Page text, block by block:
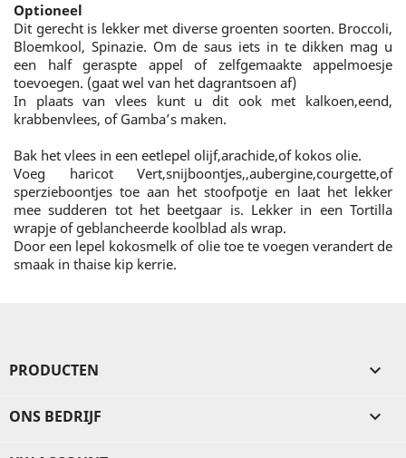
Optioneel
Dit gerecht is lekker met diverse groenten soorten. Broccoli,
Bloemkool, Spinazie. Om de saus iets in te dikken mag u
een half geraspte appel of zelfgemaakte appelmoesje
toevoegen. (gaat wel van het dagrantsoen af)
In plaats van vlees kunt u dit ook met kalkoen,eend,
krabbenvlees, of Gamba’s maken.
Bak het vlees in een eetlepel olijf,arachide,of kokos olie.
Voeg haricot Vert,snijboontjes,,aubergine,courgette,of
sperzieboontjes toe aan het stoofpotje en laat het lekker
mee sudderen tot het beetgaar is. Lekker in een Tortilla
wrapje of geblancheerde koolblad als wrap.
Door een lepel kokosmelk of olie toe te voegen verandert de
smaak in thaise kip kerrie.
PRODUCTEN 
ONS BEDRIJF 